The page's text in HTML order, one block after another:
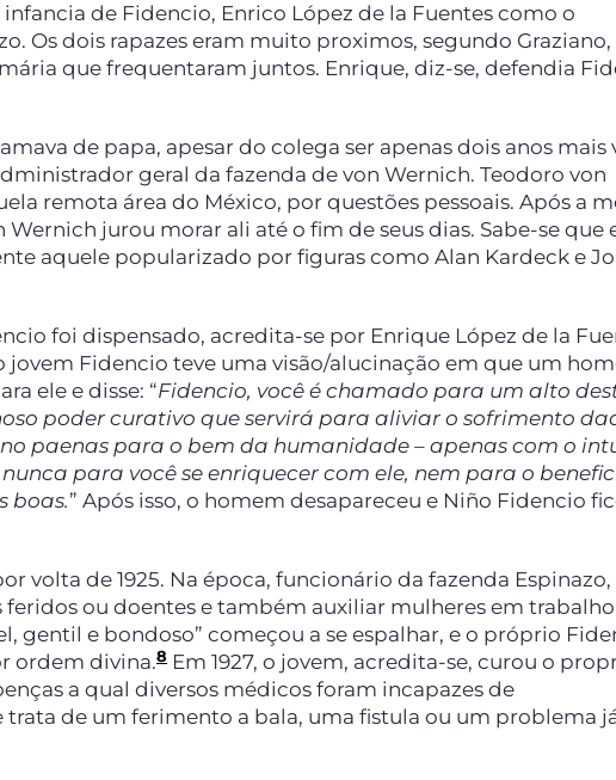
de Fidencio, Enrico López de la Fuentes como o
Os dois rapazes eram muito proximos, segundo Graziano,
que frequentaram juntos. Enrique, diz-se, defendia
de papa, apesar do colega ser apenas dois anos mais
geral da fazenda de von Wernich. Teodoro von
remota área do México, por questões pessoais. Após a
jurou morar ali até o fim de seus dias. Sabe-se que
aquele popularizado por figuras como Alan Kardeck e
foi dispensado, acredita-se por Enrique López de la
jovem Fidencio teve uma visão/alucinação em que um
ele e disse: “Fidencio, você é chamado para um alto
poder curativo que servirá para aliviar o sofrimento
paenas para o bem da humanidade – apenas com o
para você se enriquecer com ele, nem para o
boas.” Após isso, o homem desapareceu e Niño Fidencio
volta de 1925. Na época, funcionário da fazenda Espinazo,
ou doentes e também auxiliar mulheres em
gentil e bondoso” começou a se espalhar, e o próprio
ordem divina.8 Em 1927, o jovem, acredita-se, curou o
a qual diversos médicos foram incapazes de
trata de um ferimento a bala, uma fistula ou um problema